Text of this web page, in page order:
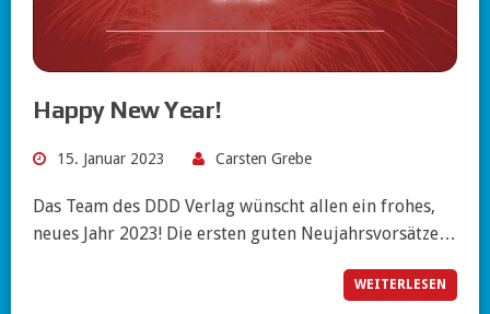
Happy New Year!
15. Januar 2023 Carsten Grebe
Das Team des DDD Verlag wünscht allen ein frohes,
neues Jahr 2023! Die ersten guten Neujahrsvorsätze…
WEITERLESEN